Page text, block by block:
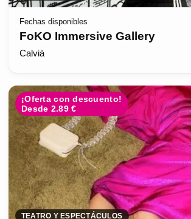
Fechas disponibles
FoKO Immersive Gallery
Calvià
¡Oferta con descuento!
Desde 2.89 €
TEATRO Y ESPECTÁCULOS